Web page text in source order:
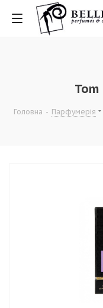
Головна - Парфумерія